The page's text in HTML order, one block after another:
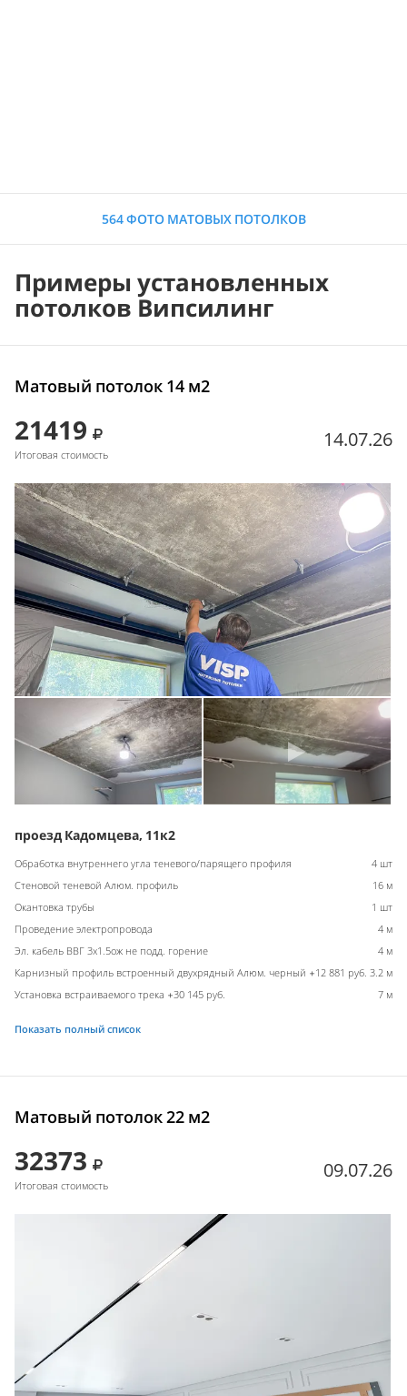
564 ФОТО МАТОВЫХ ПОТОЛКОВ
Примеры установленных
потолков Випсилинг
Матовый потолок 14 м2
21419
Итоговая стоимость
14.07.26
проезд Кадомцева, 11к2
Обработка внутреннего угла теневого/парящего профиля
4 шт
Стеновой теневой Алюм. профиль
16 м
Окантовка трубы
1 шт
Проведение электропровода
4 м
Эл. кабель ВВГ 3х1.5ож не подд. горение
4 м
Карнизный профиль встроенный двухрядный Алюм. черный +12 881 руб. 3.2 м
Установка встраиваемого трека +30 145 руб.
7 м
Показать полный список
Матовый потолок 22 м2
32373
Итоговая стоимость
09.07.26